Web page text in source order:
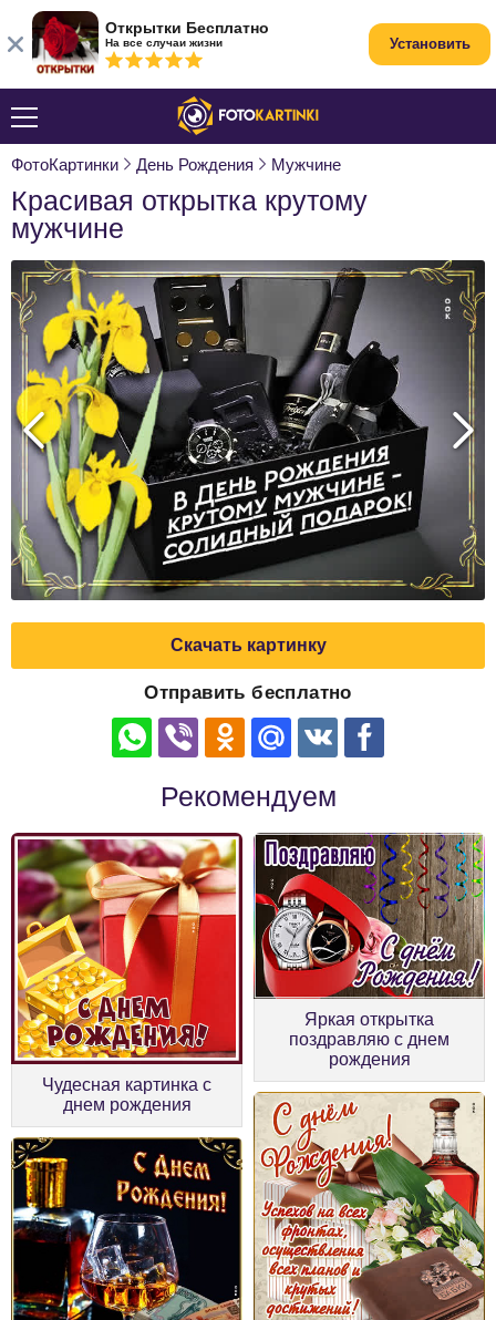
ФотоКартинки День Рождения Мужчине
Красивая открытка крутому
мужчине
Скачать картинку
Отправить бесплатно
Рекомендуем
Чудесная картинка с
днем рождения
Яркая открытка
поздравляю с днем
рождения
Открытки Бесплатно
На все случаи жизни Установить